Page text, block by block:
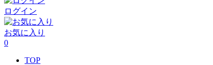
ログイン
お気に入り
0
TOP